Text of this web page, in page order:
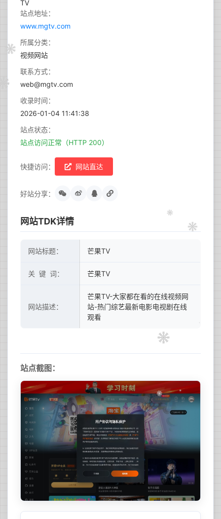
站点地址：
www.mgtv.com
所属分类：
视频网站
联系方式：
web@mgtv.com
收录时间：
2026-01-04 11:41:38
站点状态：
站点访问正常（HTTP 200）
快捷访问： 网站直达
好站分享：
网站TDK详情
网站标题： 芒果TV
关 键 词： 芒果TV
网站描述：
芒果TV-大家都在看的在线视频网
站-热门综艺最新电影电视剧在线
观看
站点截图：